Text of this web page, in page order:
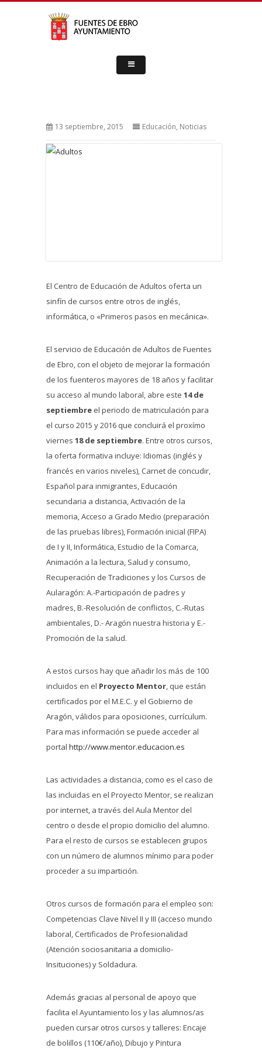
13 septiembre, 2015 Educación, Noticias
El Centro de Educación de Adultos oferta un
sinfín de cursos entre otros de inglés,
informática, o «Primeros pasos en mecánica».
El servicio de Educación de Adultos de Fuentes
de Ebro, con el objeto de mejorar la formación
de los fuenteros mayores de 18 años y facilitar
su acceso al mundo laboral, abre este 14 de
septiembre el periodo de matriculación para
el curso 2015 y 2016 que concluirá el proxímo
viernes 18 de septiembre. Entre otros cursos,
la oferta formativa incluye: Idiomas (inglés y
francés en varios niveles), Carnet de concudir,
Español para inmigrantes, Educación
secundaria a distancia, Activación de la
memoria, Acceso a Grado Medio (preparación
de las pruebas libres), Formación inicial (FIPA)
de I y II, Informática, Estudio de la Comarca,
Animación a la lectura, Salud y consumo,
Recuperación de Tradiciones y los Cursos de
Aularagón: A.-Participación de padres y
madres, B.-Resolución de conflictos, C.-Rutas
ambientales, D.- Aragón nuestra historia y E.-
Promoción de la salud.
A estos cursos hay que añadir los más de 100
incluidos en el Proyecto Mentor, que están
certificados por el M.E.C. y el Gobierno de
Aragón, válidos para oposiciones, currículum.
Para mas información se puede acceder al
portal http://www.mentor.educacion.es
Las actividades a distancia, como es el caso de
las incluidas en el Proyecto Mentor, se realizan
por internet, a través del Aula Mentor del
centro o desde el propio domicilio del alumno.
Para el resto de cursos se establecen grupos
con un número de alumnos mínimo para poder
proceder a su impartición.
Otros cursos de formación para el empleo son:
Competencias Clave Nivel II y III (acceso mundo
laboral, Certificados de Profesionalidad
(Atención sociosanitaria a domicilio-
Insituciones) y Soldadura.
Además gracias al personal de apoyo que
facilita el Ayuntamiento los y las alumnos/as
pueden cursar otros cursos y talleres: Encaje
de bolillos (110€/año), Dibujo y Pintura